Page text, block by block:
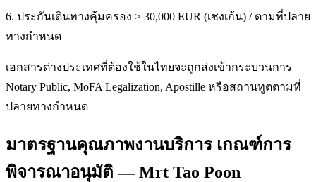
6. ประกันเดินทางคุ้มครอง ≥ 30,000 EUR (เชงเก้น) / ตามที่ปลาย
ทางกำหนด
เอกสารต่างประเทศที่ต้องใช้ในไทยจะถูกส่งเข้ากระบวนการ
Notary Public, MoFA Legalization, Apostille หรือสถานทูตตามที่
ปลายทางกำหนด
มาตรฐานคุณภาพงานบริการ เกณฑ์การ
พิจารณาอนุมัติ — Mrt Tao Poon